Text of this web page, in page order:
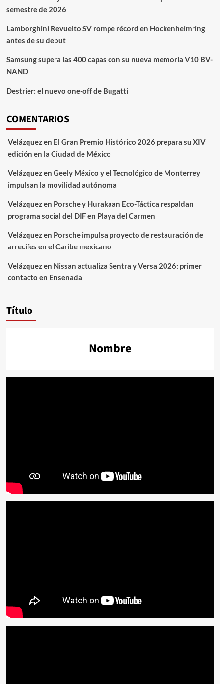
semestre de 2026
Lamborghini Revuelto SV rompe récord en Hockenheimring
antes de su debut
Samsung supera las 400 capas con su nueva memoria V10 BV-
NAND
Destrier: el nuevo one-off de Bugatti
COMENTARIOS
Velázquezen El Gran Premio Histórico 2026 prepara su XIV
edición en la Ciudad de México
Velázquezen Geely México y el Tecnológico de Monterrey
impulsan la movilidad autónoma
Velázquezen Porsche y Hurakaan Eco-Táctica respaldan
programa social del DIF en Playa del Carmen
Velázquezen Porsche impulsa proyecto de restauración de
arrecifes en el Caribe mexicano
Velázquezen Nissan actualiza Sentra y Versa 2026: primer
contacto en Ensenada
Título
Nombre